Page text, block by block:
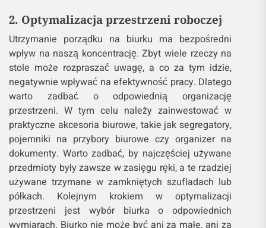
2. Optymalizacja przestrzeni roboczej
Utrzymanie porządku na biurku ma bezpośredni
wpływ na naszą koncentrację. Zbyt wiele rzeczy na
stole może rozpraszać uwagę, a co za tym idzie,
negatywnie wpływać na efektywność pracy. Dlatego
warto zadbać o odpowiednią organizację
przestrzeni. W tym celu należy zainwestować w
praktyczne akcesoria biurowe, takie jak segregatory,
pojemniki na przybory biurowe czy organizer na
dokumenty. Warto zadbać, by najczęściej używane
przedmioty były zawsze w zasięgu ręki, a te rzadziej
używane trzymane w zamkniętych szufladach lub
półkach. Kolejnym krokiem w optymalizacji
przestrzeni jest wybór biurka o odpowiednich